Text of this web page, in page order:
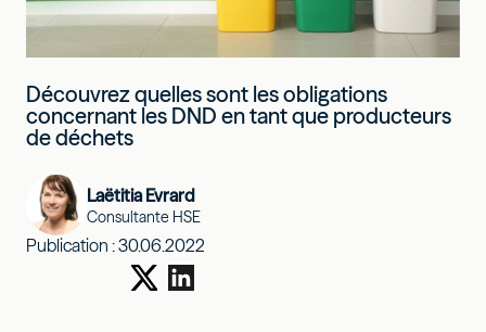
Découvrez quelles sont les obligations
concernant les DND en tant que producteurs
de déchets
Laëtitia Evrard
Consultante HSE
Publication :30.06.2022